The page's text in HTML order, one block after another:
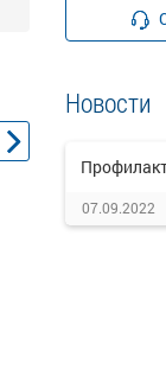
Новости
07.09.2022